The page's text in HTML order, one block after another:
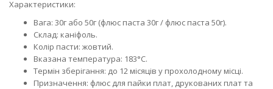
Характеристики:
Вага: 30г або 50г (флюс паста 30г / флюс паста 50г).
Склад: каніфоль.
Колір пасти: жовтий.
Вказана температура: 183°С.
Термін зберігання: до 12 місяців у прохолодному місці.
Призначення: флюс для пайки плат, друкованих плат та